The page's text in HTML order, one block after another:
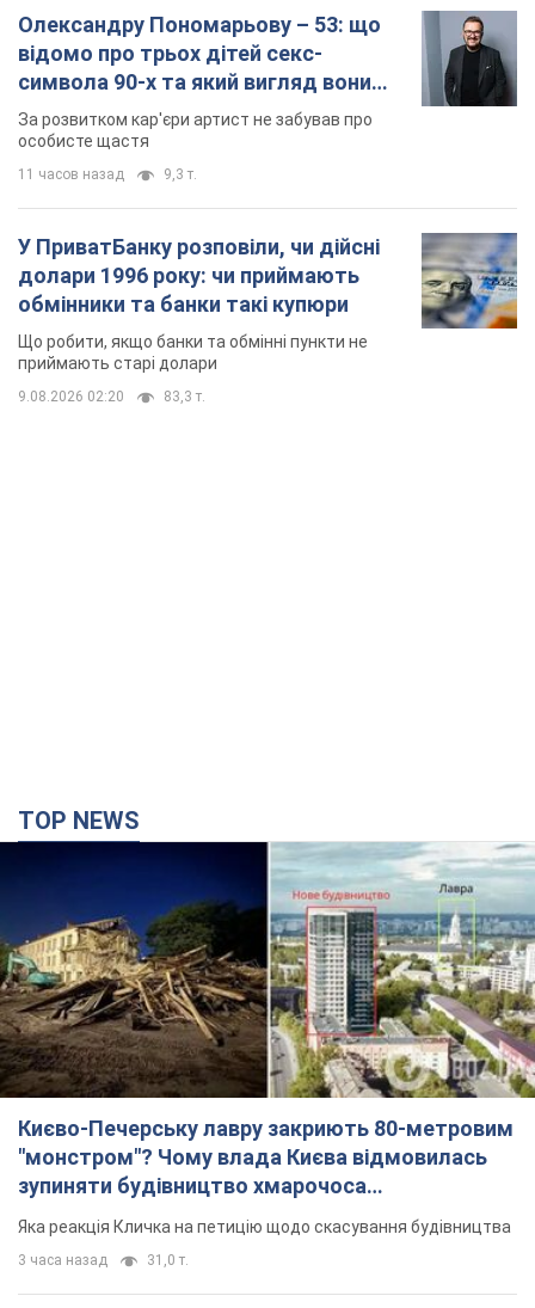
Олександру Пономарьову – 53: що
відомо про трьох дітей секс-
символа 90-х та який вигляд вони
мають
За розвитком кар'єри артист не забував про
особисте щастя
11 часов назад 9,3 т.
У ПриватБанку розповіли, чи дійсні
долари 1996 року: чи приймають
обмінники та банки такі купюри
Що робити, якщо банки та обмінні пункти не
приймають старі долари
9.08.2026 02:20 83,3 т.
TOP NEWS
Києво-Печерську лавру закриють 80-метровим
"монстром"? Чому влада Києва відмовилась
зупиняти будівництво хмарочоса
"московського вірянина"
Яка реакція Кличка на петицію щодо скасування будівництва
3 часа назад 31,0 т.